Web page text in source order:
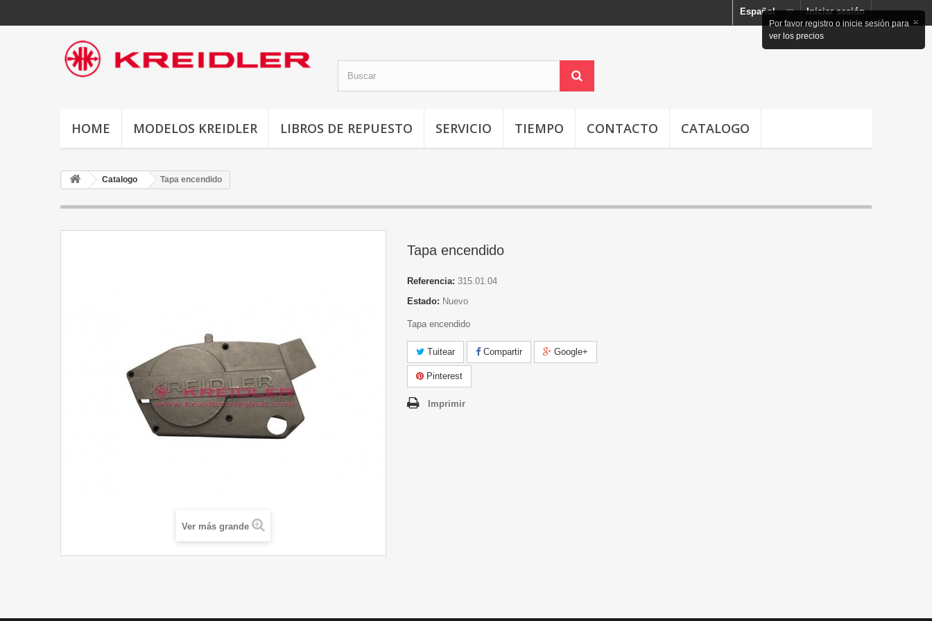
Iniciar sesión
Español
HOME MODELOS KREIDLER LIBROS DE REPUESTO SERVICIO TIEMPO CONTACTO CATALOGO
Catalogo Tapa encendido
Ver más grande
Tapa encendido
Referencia: 315.01.04
Estado: Nuevo
Tapa encendido
Tuitear Compartir Google+
Pinterest
Imprimir
×
Por favor registro o inicie sesión para
ver los precios